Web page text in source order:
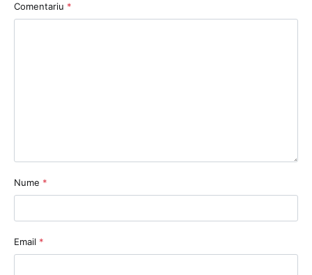
Comentariu *
Nume *
Email *